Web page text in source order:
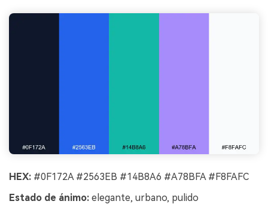
HEX: #0F172A #2563EB #14B8A6 #A78BFA #F8FAFC
Estado de ánimo: elegante, urbano, pulido